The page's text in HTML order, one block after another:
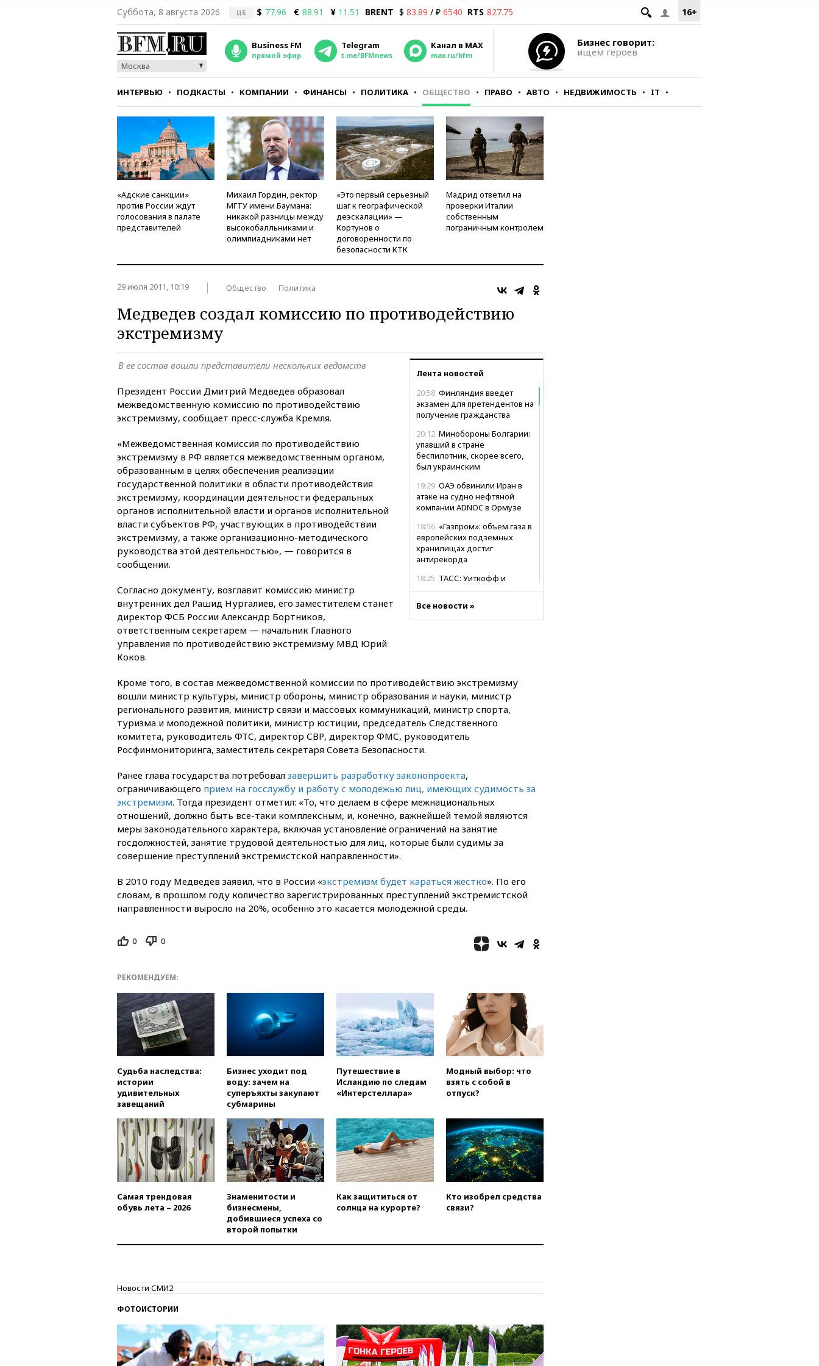
16+
Суббота, 8 августа 2026 ЦБ $ 77.96 € 88.91 ¥ 11.51 BRENT $ 83.89 / ₽ 6540 RTS 827.75
Москва
Business FM
прямой эфир
Telegram
t.me/BFMnews
Канал в MAX
max.ru/bfm
Бизнес говорит:
ищем героев
ИНТЕРВЬЮ ПОДКАСТЫ КОМПАНИИ ФИНАНСЫ ПОЛИТИКА ОБЩЕСТВО ПРАВО АВТО НЕДВИЖИМОСТЬ IT
СТИЛЬ ТЕСТЫ
«Адские санкции»
против России ждут
голосования в палате
представителей
Михаил Гордин, ректор
МГТУ имени Баумана:
никакой разницы между
высокобалльниками и
олимпиадниками нет
«Это первый серьезный
шаг к географической
деэскалации» —
Кортунов о
договоренности по
безопасности КТК
Мадрид ответил на
проверки Италии
собственным
пограничным контролем
29 июля 2011, 10:19 Общество Политика
Медведев создал комиссию по противодействию
экстремизму
Лента новостей
20:58 Финляндия введет
экзамен для претендентов на
получение гражданства
20:12 Минобороны Болгарии:
упавший в стране
беспилотник, скорее всего,
был украинским
19:29 ОАЭ обвинили Иран в
атаке на судно нефтяной
компании ADNOC в Ормузе
18:56 «Газпром»: объем газа в
европейских подземных
хранилищах достиг
антирекорда
18:25 ТАСС: Уиткофф и
17:43«Тиса» выдвинула экс-
авантюра Германии ставит под
угрозу европейскую зиму»
16:16Беспилотник взорвался
вблизи газопровода в
Болгарии
15:25
мирный житель
14:54В Аргентине умер отец
футболиста Лионеля Месси
судоходство в Черном море
13:37Пляжи Геленджика
закрыты из-за опасности БПЛА
13:03 Испания ввела
итальянских туристов
Возгорание на Ильском
11:47
Суд оставил под
арестом Rolls-Royce блогера
Лерчек
11:07
При столкновении
катера и лодки под Самарой
погибли два человека
Движение по трассе
«Новороссия» восстановлено
за утро 85 БПЛА над
территорией РФ
09:25
Ильский НПЗ на Кубани
загорелся после падения
обломков дрона
девяти БПЛА, сбитых на
подлете к Москве
белорусов покупать избы в
селах
авиатоплива в Европу
06:30
США и Колумбия
обсуждают координацию
Все новости »
В ее состав вошли представители нескольких ведомств
Президент России Дмитрий Медведев образовал
межведомственную комиссию по противодействию
экстремизму, сообщает пресс-служба Кремля.
«Межведомственная комиссия по противодействию
экстремизму в РФ является межведомственным органом,
образованным в целях обеспечения реализации
государственной политики в области противодействия
экстремизму, координации деятельности федеральных
органов исполнительной власти и органов исполнительной
власти субъектов РФ, участвующих в противодействии
экстремизму, а также организационно-методического
руководства этой деятельностью», — говорится в
сообщении.
Согласно документу, возглавит комиссию министр
внутренних дел Рашид Нургалиев, его заместителем станет
директор ФСБ России Александр Бортников,
ответственным секретарем — начальник Главного
управления по противодействию экстремизму МВД Юрий
Коков.
Кроме того, в состав межведомственной комиссии по противодействию экстремизму
вошли министр культуры, министр обороны, министр образования и науки, министр
регионального развития, министр связи и массовых коммуникаций, министр спорта,
туризма и молодежной политики, министр юстиции, председатель Следственного
комитета, руководитель ФТС, директор СВР, директор ФМС, руководитель
Росфинмониторинга, заместитель секретаря Совета Безопасности.
Ранее глава государства потребовал завершить разработку законопроекта,
ограничивающего прием на госслужбу и работу с молодежью лиц, имеющих судимость за
экстремизм. Тогда президент отметил: «То, что делаем в сфере межнациональных
отношений, должно быть все-таки комплексным, и, конечно, важнейшей темой являются
меры законодательного характера, включая установление ограничений на занятие
госдолжностей, занятие трудовой деятельностью для лиц, которые были судимы за
совершение преступлений экстремистской направленности».
В 2010 году Медведев заявил, что в России «экстремизм будет караться жестко». По его
словам, в прошлом году количество зарегистрированных преступлений экстремистской
направленности выросло на 20%, особенно это касается молодежной среды.
0 0
РЕКОМЕНДУЕМ:
Судьба наследства:
истории
удивительных
завещаний
Бизнес уходит под
воду: зачем на
суперъяхты закупают
субмарины
Путешествие в
Исландию по следам
«Интерстеллара»
Модный выбор: что
взять с собой в
отпуск?
Самая трендовая
обувь лета – 2026
Знаменитости и
бизнесмены,
добившиеся успеха со
второй попытки
Как защититься от
солнца на курорте?
Кто изобрел средства
связи?
Новости СМИ2
ФОТОИСТОРИИ